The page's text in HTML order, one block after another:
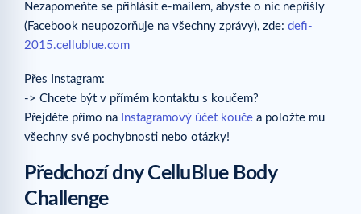
Nezapomeňte se přihlásit e-mailem, abyste o nic nepřišly
(Facebook neupozorňuje na všechny zprávy), zde: defi-
2015.cellublue.com
Přes Instagram:
-> Chcete být v přímém kontaktu s koučem?
Přejděte přímo na Instagramový účet kouče a položte mu
všechny své pochybnosti nebo otázky!
Předchozí dny CelluBlue Body
Challenge